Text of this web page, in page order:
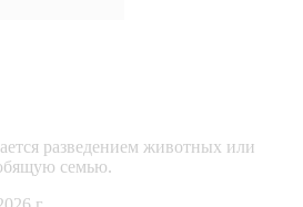
разведением животных или
семью.